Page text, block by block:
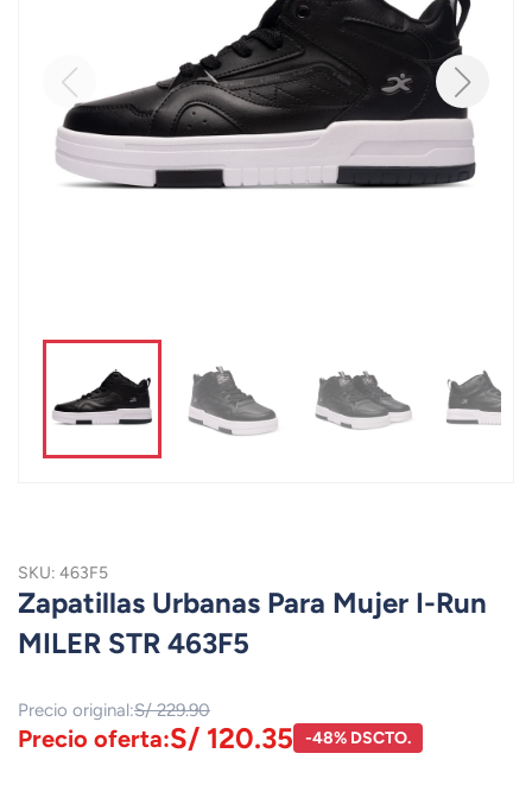
SKU: 463F5
Zapatillas Urbanas Para Mujer I-Run
MILER STR 463F5
Precio original:S/ 229.90
Precio oferta:S/ 120.35 -48% DSCTO.